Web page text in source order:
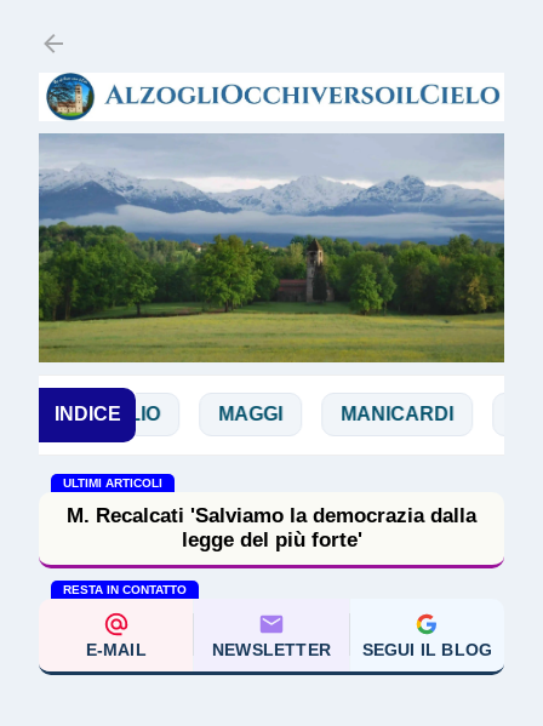
INDICE
DOGLIO MAGGI MANICARDI
ULTIMI ARTICOLI
M. Recalcati 'Salviamo la democrazia dalla
legge del più forte'
RESTA IN CONTATTO
E-MAIL NEWSLETTER SEGUI IL BLOG